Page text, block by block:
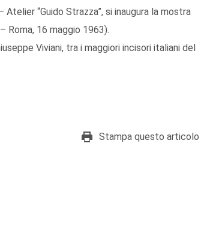
“Guido Strazza”, si inaugura la mostra
Roma, 16 maggio 1963).
Viviani, tra i maggiori incisori italiani del
Stampa questo articolo